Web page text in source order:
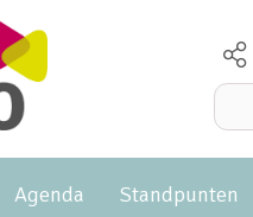
Agenda Standpunten